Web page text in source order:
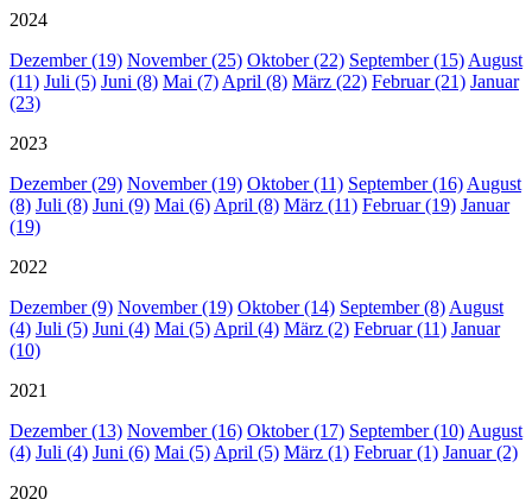
2024
Dezember (19) November (25) Oktober (22) September (15) August
(11) Juli (5) Juni (8) Mai (7) April (8) März (22) Februar (21) Januar
(23)
2023
Dezember (29) November (19) Oktober (11) September (16) August
(8) Juli (8) Juni (9) Mai (6) April (8) März (11) Februar (19) Januar
(19)
2022
Dezember (9) November (19) Oktober (14) September (8) August
(4) Juli (5) Juni (4) Mai (5) April (4) März (2) Februar (11) Januar
(10)
2021
Dezember (13) November (16) Oktober (17) September (10) August
(4) Juli (4) Juni (6) Mai (5) April (5) März (1) Februar (1) Januar (2)
2020